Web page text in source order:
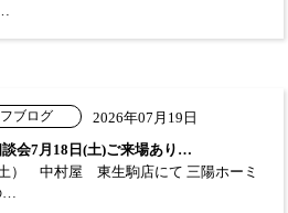
ブログ
2026年07月19日
談会7月18日(土)ご来場あり…
） 中村屋 東生駒店にて 三陽ホーミ
…